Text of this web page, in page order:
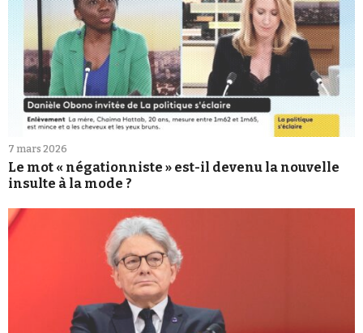
7 mars 2026
Le mot « négationniste » est-il devenu la nouvelle
insulte à la mode ?